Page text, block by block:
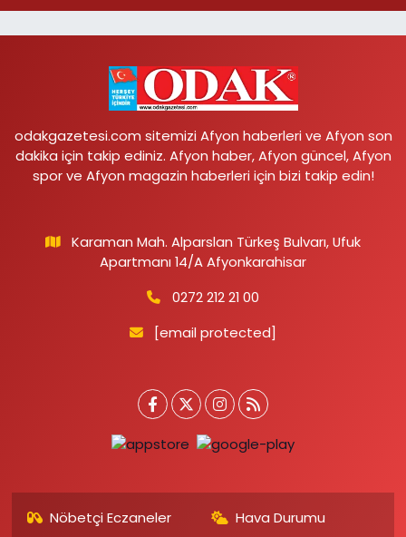
odakgazetesi.com sitemizi Afyon haberleri ve Afyon son
dakika için takip ediniz. Afyon haber, Afyon güncel, Afyon
spor ve Afyon magazin haberleri için bizi takip edin!
Karaman Mah. Alparslan Türkeş Bulvarı, Ufuk
Apartmanı 14/A Afyonkarahisar
0272 212 21 00
[email protected]
Nöbetçi Eczaneler Hava Durumu